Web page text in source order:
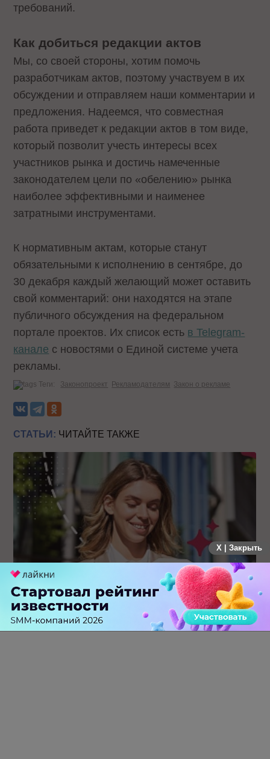
требований.
Как добиться редакции актов
Мы, со своей стороны, хотим помочь
разработчикам актов, поэтому участвуем в их
обсуждении и отправляем наши комментарии и
предложения. Надеемся, что совместная
работа приведет к редакции актов в том виде,
который позволит учесть интересы всех
участников рынка и достичь намеченные
законодателем цели по «обелению» рынка
наиболее эффективными и наименее
затратными инструментами.
К нормативным актам, которые станут
обязательными к исполнению в сентябре, до
30 декабря каждый желающий может оставить
свой комментарий: они находятся на этапе
публичного обсуждения на федеральном
портале проектов. Их список есть в Telegram-
канале с новостями о Единой системе учета
рекламы.
Теги: Законопроект Рекламодателям Закон о рекламе
СТАТЬИ: ЧИТАЙТЕ ТАКЖЕ
Каким брендам действительно нужны mobile push-
коммуникации, а для кого это – лишняя трата ресурсов
X | Закрыть